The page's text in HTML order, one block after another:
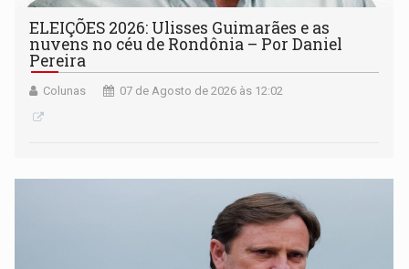
ELEIÇÕES 2026: Ulisses Guimarães e as
nuvens no céu de Rondônia – Por Daniel
Pereira
Colunas 07 de Agosto de 2026 às 12:02